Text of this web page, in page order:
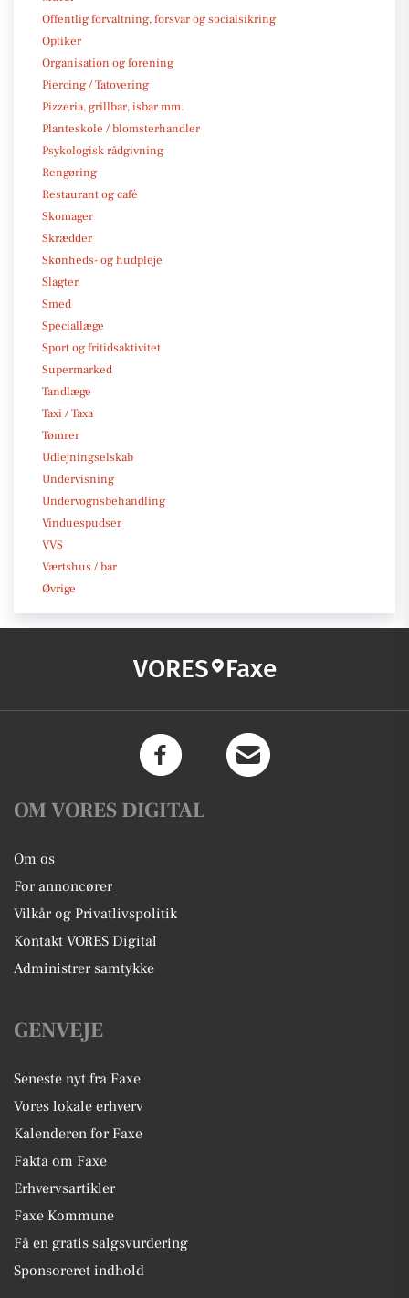
Offentlig forvaltning, forsvar og socialsikring
Optiker
Organisation og forening
Piercing / Tatovering
Pizzeria, grillbar, isbar mm.
Planteskole / blomsterhandler
Psykologisk rådgivning
Rengøring
Restaurant og café
Skomager
Skrædder
Skønheds- og hudpleje
Slagter
Smed
Speciallæge
Sport og fritidsaktivitet
Supermarked
Tandlæge
Taxi / Taxa
Tømrer
Udlejningselskab
Undervisning
Undervognsbehandling
Vinduespudser
VVS
Værtshus / bar
Øvrige
VORES Faxe
OM VORES DIGITAL
Om os
For annoncører
Vilkår og Privatlivspolitik
Kontakt VORES Digital
Administrer samtykke
GENVEJE
Seneste nyt fra Faxe
Vores lokale erhverv
Kalenderen for Faxe
Fakta om Faxe
Erhvervsartikler
Faxe Kommune
Få en gratis salgsvurdering
Sponsoreret indhold